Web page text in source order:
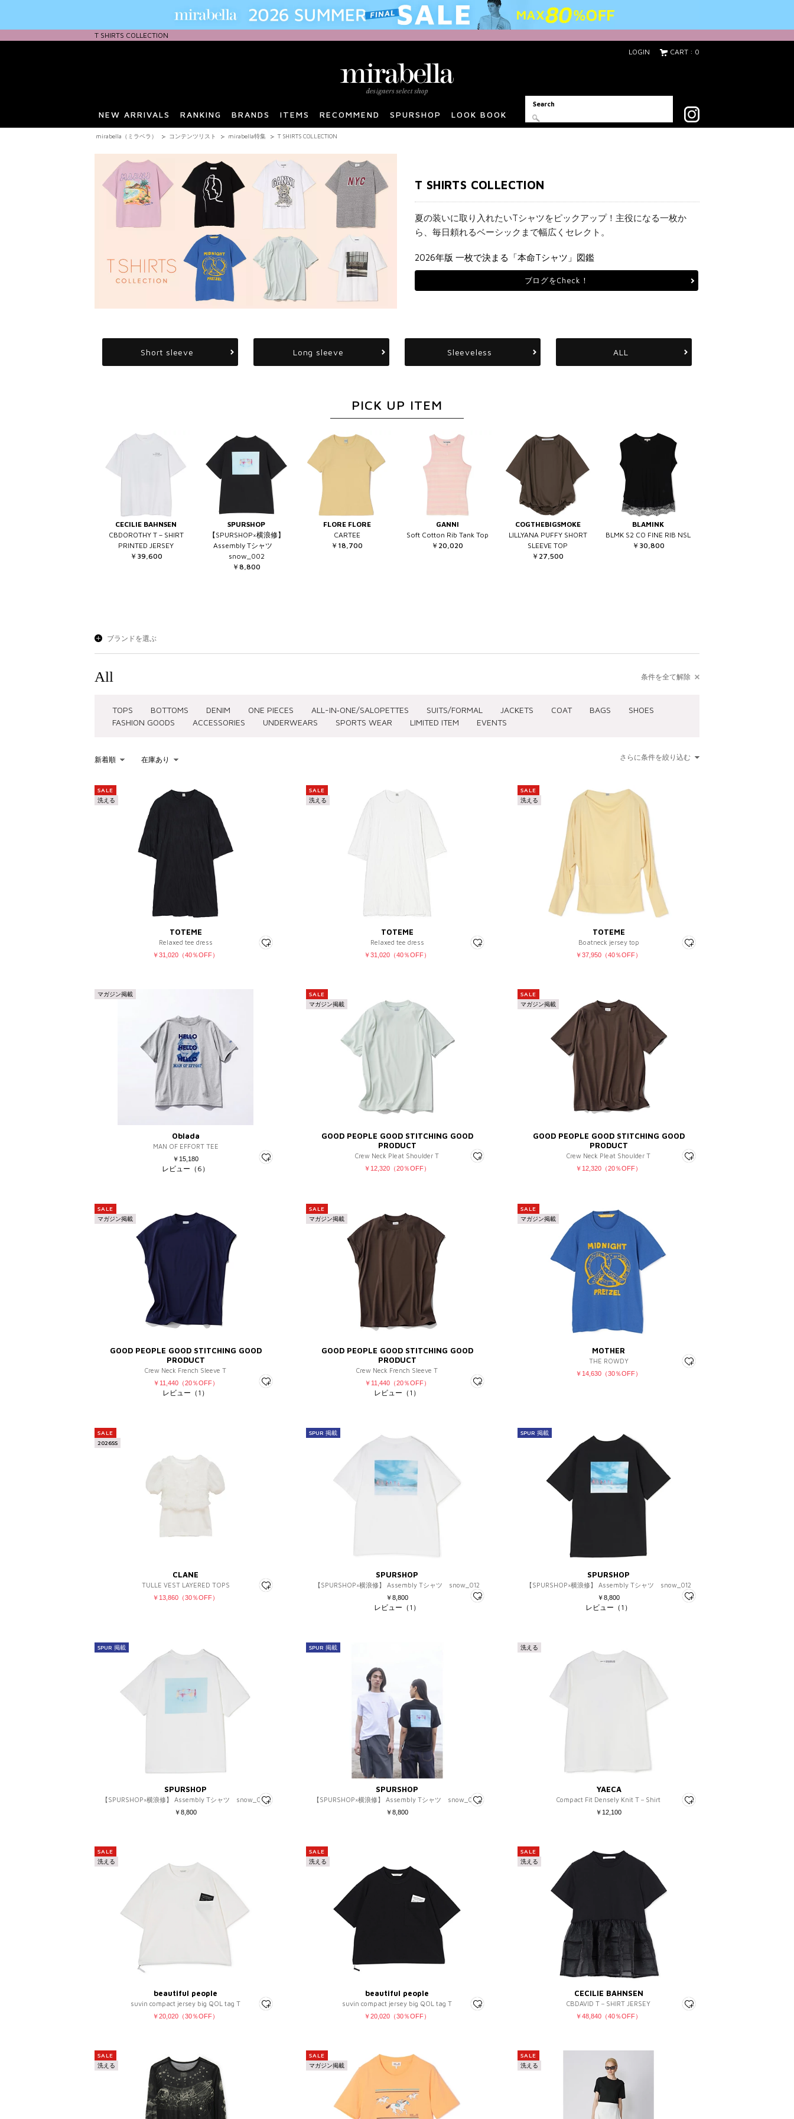
T SHIRTS COLLECTION
LOGIN
CART : 0
NEW ARRIVALS RANKING BRANDS ITEMS RECOMMEND SPURSHOP LOOK BOOK
Search
mirabella（ミラベラ） コンテンツリスト mirabella特集 T SHIRTS COLLECTION
T SHIRTS COLLECTION
夏の装いに取り入れたいTシャツをピックアップ！主役になる一枚か
ら、毎日頼れるベーシックまで幅広くセレクト。
2026年版 一枚で決まる「本命Tシャツ」図鑑
ブログをCheck！
Short sleeve Long sleeve Sleeveless ALL
PICK UP ITEM
CECILIE BAHNSEN
CBDOROTHY T－SHIRT
PRINTED JERSEY
￥39,600
SPURSHOP
【SPURSHOP×横浪修】
Assembly Tシャツ
snow_002
￥8,800
FLORE FLORE
CARTEE
￥18,700
GANNI
Soft Cotton Rib Tank Top
￥20,020
COGTHEBIGSMOKE
LILLYANA PUFFY SHORT
SLEEVE TOP
￥27,500
BLAMINK
BLMK S2 CO FINE RIB NSL
￥30,800
ブランドを選ぶ
All 条件を全て解除
TOPS BOTTOMS DENIM ONE PIECES ALL-IN‐ONE/SALOPETTES SUITS/FORMAL JACKETS COAT BAGS
SHOES
FASHION GOODS
ACCESSORIES UNDERWEARS SPORTS WEAR LIMITED ITEM EVENTS
新着順 在庫あり さらに条件を絞り込む
KEYWORD
を含む
を除く
販売タイプ
SIZE(CLOTHING) SIZE(SHOES)
26.5
27
27.5
28～
～ ¥3,000
¥7,001 ～ ¥12,500
¥12,501 ～ ¥15,000
¥15,001 ～ ¥20,000
¥20,001 ～ ¥30,000
¥30,001 ～ ¥50,000
～
絞り込む
TOTEME
Relaxed tee dress
￥31,020（40％OFF）
SALE
洗える
TOTEME
Relaxed tee dress
￥31,020（40％OFF）
SALE
洗える
TOTEME
Boatneck jersey top
￥37,950（40％OFF）
SALE
洗える
Oblada
MAN OF EFFORT TEE
￥15,180
レビュー（6）
マガジン掲載
GOOD PEOPLE GOOD STITCHING GOOD
PRODUCT
Crew Neck Pleat Shoulder T
￥12,320（20％OFF）
SALE
マガジン掲載
GOOD PEOPLE GOOD STITCHING GOOD
PRODUCT
Crew Neck Pleat Shoulder T
￥12,320（20％OFF）
SALE
マガジン掲載
GOOD PEOPLE GOOD STITCHING GOOD
PRODUCT
Crew Neck French Sleeve T
￥11,440（20％OFF）
レビュー（1）
SALE
マガジン掲載
GOOD PEOPLE GOOD STITCHING GOOD
PRODUCT
Crew Neck French Sleeve T
￥11,440（20％OFF）
レビュー（1）
SALE
マガジン掲載
MOTHER
THE ROWDY
￥14,630（30％OFF）
SALE
マガジン掲載
CLANE
TULLE VEST LAYERED TOPS
￥13,860（30％OFF）
SALE
2026SS
SPURSHOP
【SPURSHOP×横浪修】 Assembly Tシャツ snow_012
￥8,800
レビュー（1）
SPUR 掲載
SPURSHOP
【SPURSHOP×横浪修】 Assembly Tシャツ snow_012
￥8,800
レビュー（1）
SPUR 掲載
SPURSHOP
【SPURSHOP×横浪修】 Assembly Tシャツ snow_002
￥8,800
SPUR 掲載
SPURSHOP
【SPURSHOP×横浪修】 Assembly Tシャツ snow_002
￥8,800
SPUR 掲載
YAECA
Compact Fit Densely Knit T－Shirt
￥12,100
洗える
beautiful people
suvin compact jersey big QOL tag T
￥20,020（30％OFF）
SALE
洗える
beautiful people
suvin compact jersey big QOL tag T
￥20,020（30％OFF）
SALE
洗える
CECILIE BAHNSEN
CBDAVID T－SHIRT JERSEY
￥48,840（40％OFF）
SALE
洗える
SALE
洗える
SALE
マガジン掲載
SALE
洗える